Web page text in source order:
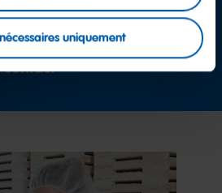
uniquement
contact